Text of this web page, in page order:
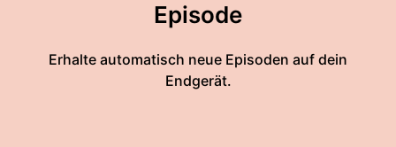
Episode
Erhalte automatisch neue Episoden auf dein
Endgerät.